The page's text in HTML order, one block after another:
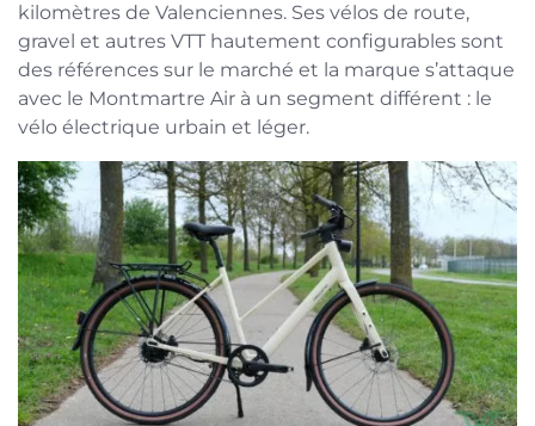
kilomètres de Valenciennes. Ses vélos de route,
gravel et autres VTT hautement configurables sont
des références sur le marché et la marque s’attaque
avec le Montmartre Air à un segment différent : le
vélo électrique urbain et léger.